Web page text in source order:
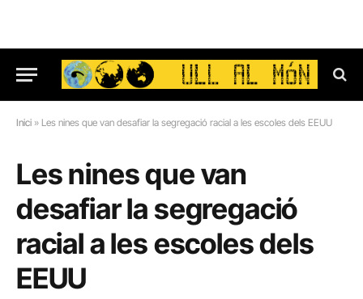
Inici » Les nines que van desafiar la segregació racial a les escoles dels EEUU
Les nines que van
desafiar la segregació
racial a les escoles dels
EEUU